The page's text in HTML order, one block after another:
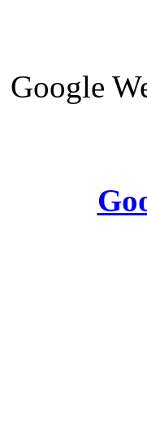
Google